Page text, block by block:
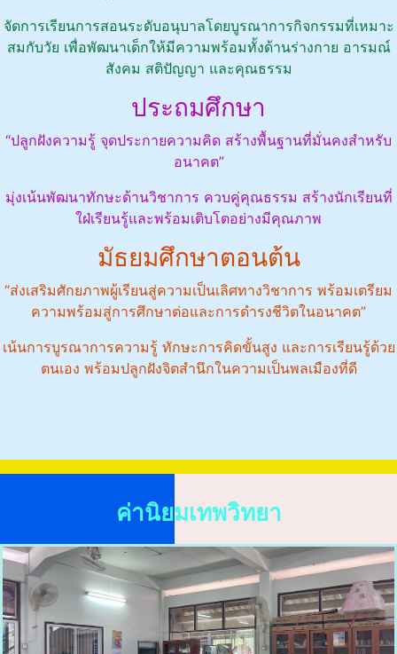
จัดการเรียนการสอนระดับอนุบาลโดยบูรณาการกิจกรรมที่เหมาะ
สมกับวัย เพื่อพัฒนาเด็กให้มีความพร้อมทั้งด้านร่างกาย อารมณ์
สังคม สติปัญญา และคุณธรรม
ประถมศึกษา
“ปลูกฝังความรู้ จุดประกายความคิด สร้างพื้นฐานที่มั่นคงสำหรับ
อนาคต”
มุ่งเน้นพัฒนาทักษะด้านวิชาการ ควบคู่คุณธรรม สร้างนักเรียนที่
ใฝ่เรียนรู้และพร้อมเติบโตอย่างมีคุณภาพ
มัธยมศึกษาตอนต้น
“ส่งเสริมศักยภาพผู้เรียนสู่ความเป็นเลิศทางวิชาการ พร้อมเตรียม
ความพร้อมสู่การศึกษาต่อและการดำรงชีวิตในอนาคต”
เน้นการบูรณาการความรู้ ทักษะการคิดขั้นสูง และการเรียนรู้ด้วย
ตนเอง พร้อมปลูกฝังจิตสำนึกในความเป็นพลเมืองที่ดี
ค่านิยมเทพวิทยา